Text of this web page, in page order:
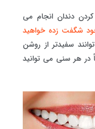
دندان انجام می
شگفت زده خواهید
سفیدتر از روشن
در هر سنی می توانید